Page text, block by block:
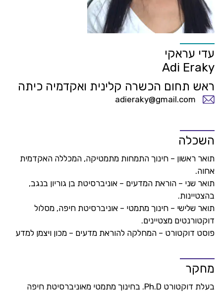
עדי עראקי
Adi Eraky
ראש תחום הכשרה קלינית ואקדמיה כיתה
adieraky@gmail.com
השכלה
תואר ראשון – חינוך התמחות מתמטיקה, המכללה האקדמית
אחוה.
תואר שני – הוראת המדעים – אוניברסיטת בן גוריון בנגב,
בהצטיינות.
תואר שלישי – חינוך מתמטי – אוניברסיטת חיפה, מסלול
דוקטורנטים מצטיינים.
פוסט דוקטורט – המחלקה להוראת מדעים – מכון ויצמן למדע
מחקר
בעלת דוקטורט Ph.D. בחינוך מתמטי מאוניברסיטת חיפה